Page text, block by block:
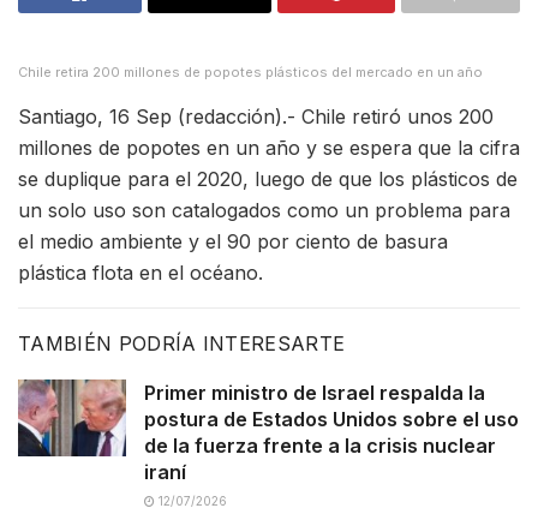
Chile retira 200 millones de popotes plásticos del mercado en un año
Santiago, 16 Sep (redacción).- Chile retiró unos 200
millones de popotes en un año y se espera que la cifra
se duplique para el 2020, luego de que los plásticos de
un solo uso son catalogados como un problema para
el medio ambiente y el 90 por ciento de basura
plástica flota en el océano.
TAMBIÉN PODRÍA INTERESARTE
Primer ministro de Israel respalda la
postura de Estados Unidos sobre el uso
de la fuerza frente a la crisis nuclear
iraní
12/07/2026